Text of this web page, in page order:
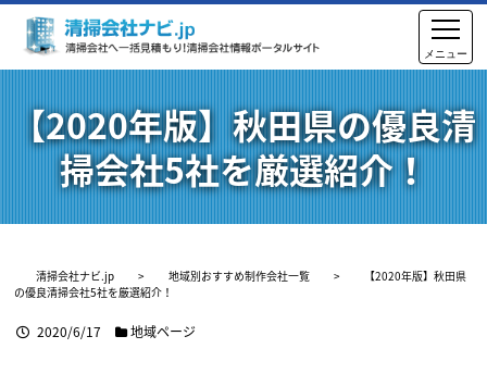
【2020年版】秋田県の優良清
掃会社5社を厳選紹介！
清掃会社ナビ.jp > 地域別おすすめ制作会社一覧 >
【2020年版】秋田県
の優良清掃会社5社を厳選紹介！
2020/6/17 地域ページ